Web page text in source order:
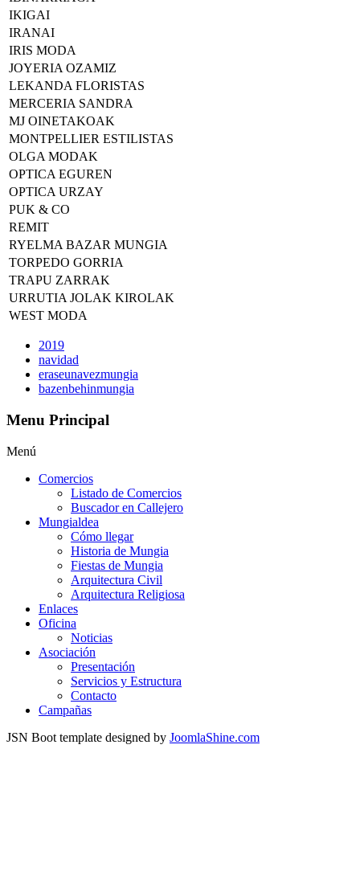
IKIGAI
IRANAI
IRIS MODA
JOYERIA OZAMIZ
LEKANDA FLORISTAS
MERCERIA SANDRA
MJ OINETAKOAK
MONTPELLIER ESTILISTAS
OLGA MODAK
OPTICA EGUREN
OPTICA URZAY
PUK & CO
REMIT
RYELMA BAZAR MUNGIA
TORPEDO GORRIA
TRAPU ZARRAK
URRUTIA JOLAK KIROLAK
WEST MODA
2019
navidad
eraseunavezmungia
bazenbehinmungia
Menu Principal
Menú
Comercios
Listado de Comercios
Buscador en Callejero
Mungialdea
Cómo llegar
Historia de Mungia
Fiestas de Mungia
Arquitectura Civil
Arquitectura Religiosa
Enlaces
Oficina
Noticias
Asociación
Presentación
Servicios y Estructura
Contacto
Campañas
JSN Boot template designed by JoomlaShine.com